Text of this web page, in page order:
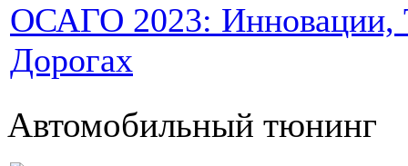
ОСАГО 2023: Инновации,
Дорогах
Автомобильный тюнинг